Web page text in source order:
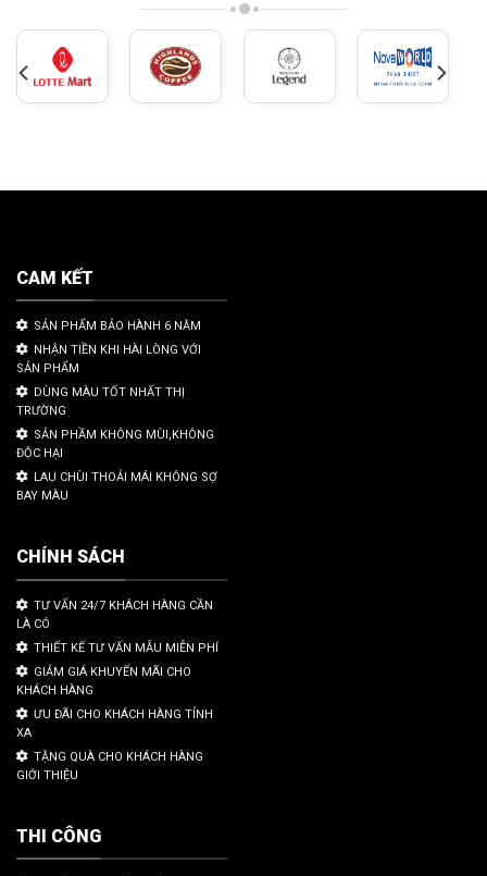
CAM KẾT
SẢN PHẨM BẢO HÀNH 6 NĂM
NHẬN TIỀN KHI HÀI LÒNG VỚI
SẢN PHẨM
DÙNG MÀU TỐT NHẤT THỊ
TRƯỜNG
SẢN PHẦM KHÔNG MÙI,KHÔNG
ĐỘC HẠI
LAU CHÙI THOẢI MÁI KHÔNG SỢ
BAY MÀU
CHÍNH SÁCH
TƯ VẤN 24/7 KHÁCH HÀNG CẦN
LÀ CÓ
THIẾT KẾ TƯ VẤN MẪU MIỄN PHÍ
GIẢM GIÁ KHUYẾN MÃI CHO
KHÁCH HÀNG
ƯU ĐÃI CHO KHÁCH HÀNG TỈNH
XA
TẶNG QUÀ CHO KHÁCH HÀNG
GIỚI THIỆU
THI CÔNG